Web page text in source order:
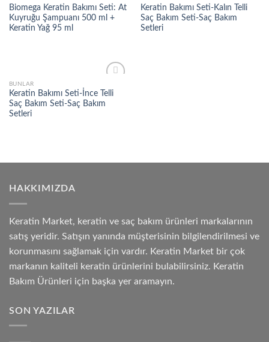
Add to
wishlist
Biomega Keratin Bakımı Seti: At
Kuyruğu Şampuanı 500 ml +
Keratin Yağ 95 ml
Add to
wishlist
Keratin Bakımı Seti-Kalın Telli
Saç Bakım Seti-Saç Bakım
Setleri
Add to
wishlist
BUNLAR
Keratin Bakımı Seti-İnce Telli
Saç Bakım Seti-Saç Bakım
Setleri
HAKKIMIZDA
Keratin Market, keratin ve saç bakım ürünleri markalarının
satış yeridir. Satışın yanında müşterisinin bilgilendirilmesi ve
korunmasını sağlamak için vardır. Keratin Market bir çok
markanın kaliteli keratin ürünlerini bulabilirsiniz. Keratin
Bakım Ürünleri için başka yer aramayın.
SON YAZILAR